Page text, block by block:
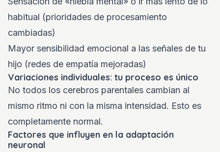
habitual (prioridades de procesamiento
cambiadas)
Mayor sensibilidad emocional a las señales de tu
hijo (redes de empatía mejoradas)
Variaciones individuales: tu proceso es único
No todos los cerebros parentales cambian al
mismo ritmo ni con la misma intensidad. Esto es
completamente normal.
Factores que influyen en la adaptación
neuronal